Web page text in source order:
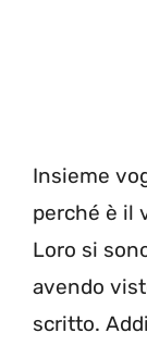
Insieme
perché è il
Loro si
avendo
scritto.